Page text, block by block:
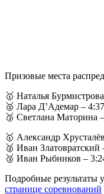
Призовые места
🥇 Наталья
🥈 Лара Д’Адемар –
🥉 Светлана Маторина
🥇 Александр
🥈 Иван Златовратский
🥉 Иван Рыбников –
Подробные результаты
странице соревнований